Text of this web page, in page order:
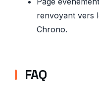
renvoyant vers
Chrono.
FAQ